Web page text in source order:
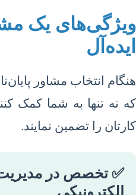
ویژگی‌های یک
ایده‌آل
هنگام انتخاب مشاور
که نه تنها به شما کمک
کارتان را تضمین نمایند.
✅ تخصص در
الکترونیکی